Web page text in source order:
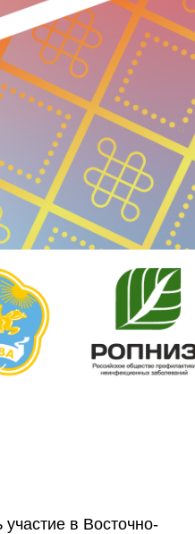
в Восточно-